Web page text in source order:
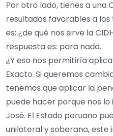
Por otro lado, tienes a una
resultados favorables a
es: ¿de qué nos sirve la
respuesta es: para nada.
¿Y eso nos permitiría
Exacto. Si queremos
tenemos que aplicar la
puede hacer porque nos lo
José. El Estado peruano
unilateral y soberana, este